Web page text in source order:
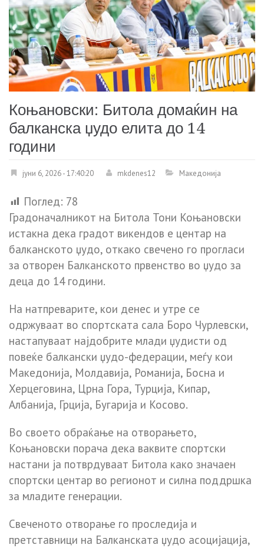
Коњановски: Битола домаќин на
балканска џудо елита до 14
години
јуни 6, 2026 - 17:40:20 mkdenes12 Македонија
Поглед: 78
Градоначалникот на Битола Тони Коњановски
истакна дека градот викендов е центар на
балканското џудо, откако свечено го прогласи
за отворен Балканското првенство во џудо за
деца до 14 години.
На натпреварите, кои денес и утре се
одржуваат во спортската сала Боро Чурлевски,
настапуваат најдобрите млади џудисти од
повеќе балкански џудо-федерации, меѓу кои
Македонија, Молдавија, Романија, Босна и
Херцеговина, Црна Гора, Турција, Кипар,
Албанија, Грција, Бугарија и Косово.
Во своето обраќање на отворањето,
Коњановски порача дека ваквите спортски
настани ја потврдуваат Битола како значаен
спортски центар во регионот и силна поддршка
за младите генерации.
Свеченото отворање го проследија и
претставници на Балканската џудо асоцијација,